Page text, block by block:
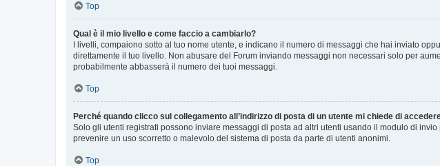
Top
Qual è il mio livello e come faccio a cambiarlo?
I livelli, compaiono sotto al tuo nome utente, e indicano il numero di messaggi che hai inviato
direttamente il tuo livello. Non abusare del Forum inviando messaggi non necessari solo per
probabilmente abbasserà il numero dei tuoi messaggi.
Top
Perché quando clicco sul collegamento all’indirizzo di posta di un utente mi chiede di
Solo gli utenti registrati possono inviare messaggi di posta ad altri utenti usando il modulo di
prevenire un uso scorretto o malevolo del sistema di posta da parte di utenti anonimi.
Top